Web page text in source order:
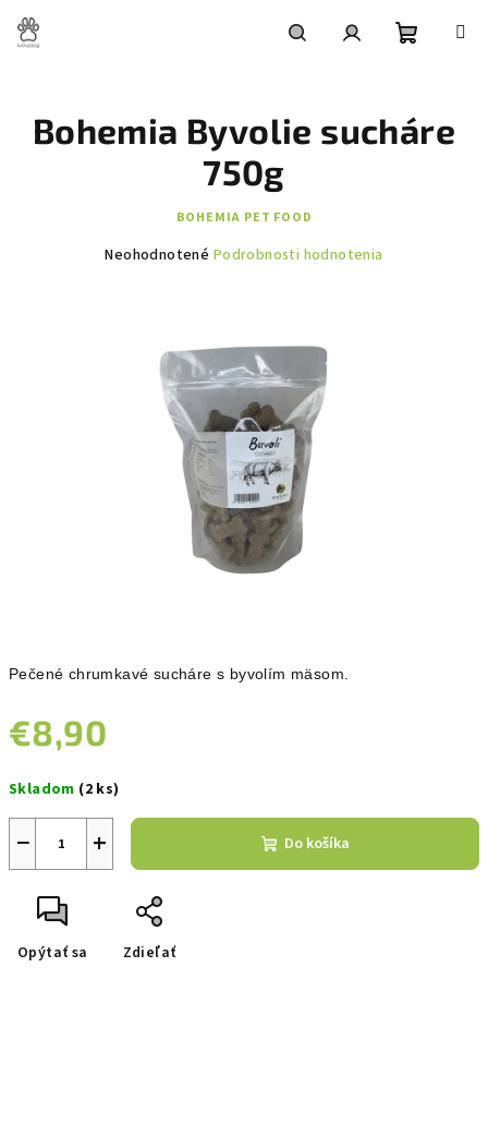
obsah
košík
Pečené chrumkavé sucháre s byvolím mäsom.
€8,90
cena:
Skladom (2 ks)
+
− Do košíka
Opýtať sa Zdieľať
Bohemia Byvolie sucháre
750g
BOHEMIA PET FOOD
Priemerné
hviezdičiek.
Neohodnotené Podrobnosti hodnotenia